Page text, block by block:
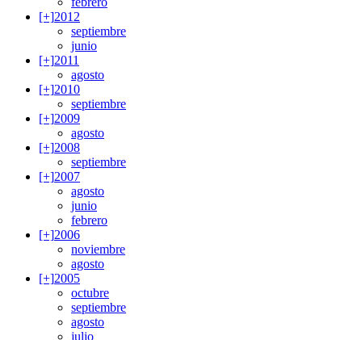
[+]2012
septiembre
junio
[+]2011
agosto
[+]2010
septiembre
[+]2009
agosto
[+]2008
septiembre
[+]2007
agosto
junio
febrero
[+]2006
noviembre
agosto
[+]2005
octubre
septiembre
agosto
julio